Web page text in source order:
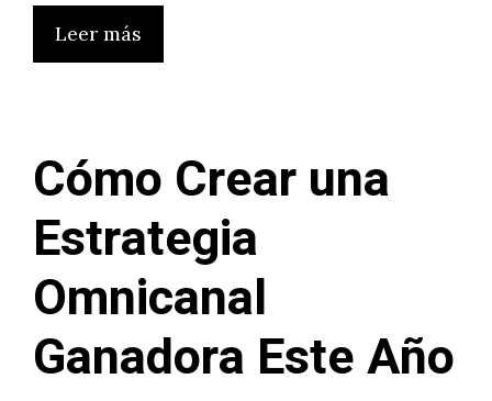
Leer más
Cómo Crear una
Estrategia
Omnicanal
Ganadora Este Año